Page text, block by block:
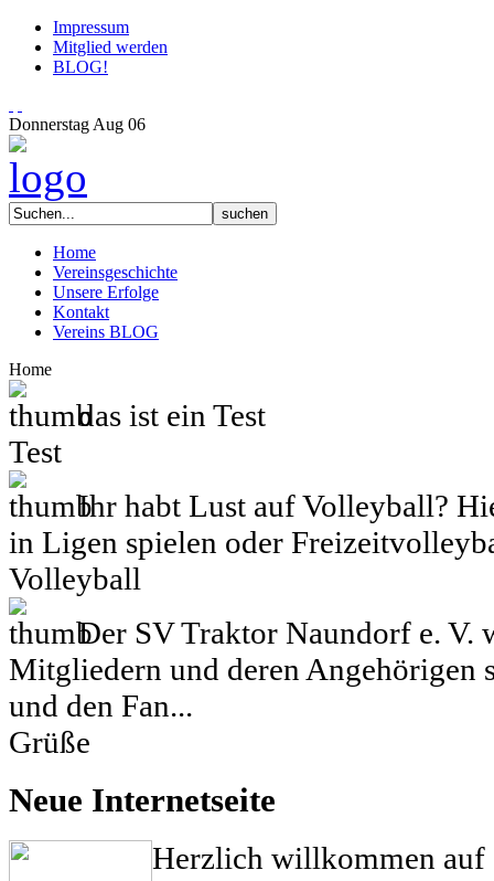
Impressum
Mitglied werden
BLOG!
Donnerstag Aug 06
Home
Vereinsgeschichte
Unsere Erfolge
Kontakt
Vereins BLOG
Home
das ist ein Test
Test
Ihr habt Lust auf Volleyball?
in Ligen spielen oder
Volleyball
Der SV Traktor Naundorf e. V.
Mitgliedern und deren Angehörigen
und den Fan...
Grüße
Neue Internetseite
Herzlich willkommen auf